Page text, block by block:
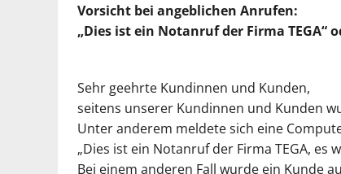
Vorsicht bei angeblichen Anrufen:
„Dies ist ein Notanruf der Firma TEGA“
Sehr geehrte Kundinnen und Kunden,
seitens unserer Kundinnen und Kunden
Unter anderem meldete sich eine
„Dies ist ein Notanruf der Firma TEGA, es
Bei einem anderen Fall wurde ein Kunde